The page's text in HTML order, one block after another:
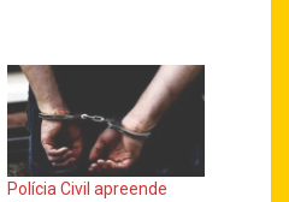
Polícia Civil apreende